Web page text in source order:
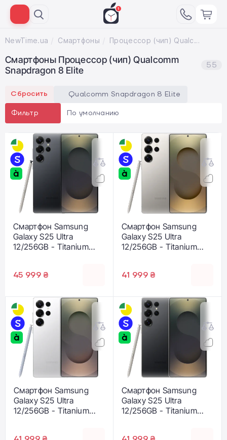
NewTime.ua Смартфоны Процессор (чип) Qualcomm Snapdragon 8 Elite
Смартфоны Процессор (чип) Qualcomm
Snapdragon 8 Elite
55
Сбросить Qualcomm Snapdragon 8 Elite
Фильтр По умолчанию
Смартфон Samsung
Galaxy S25 Ultra
12/256GB - Titanium
45 999 ₴
Смартфон Samsung
Galaxy S25 Ultra
12/256GB - Titanium
41 999 ₴
Смартфон Samsung
Galaxy S25 Ultra
12/256GB - Titanium
Смартфон Samsung
Galaxy S25 Ultra
12/256GB - Titanium